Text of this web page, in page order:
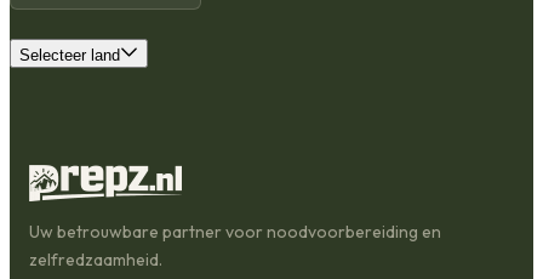
Selecteer land
Uw betrouwbare partner voor noodvoorbereiding en
zelfredzaamheid.